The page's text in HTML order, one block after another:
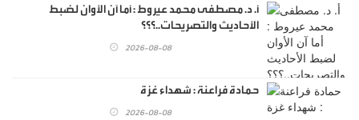
أ. د. مصطفى محمد عيروط : أما آن الأوان لضبط
الأحاديث والتصريحات..؟؟؟
2026-08-08
حمادة فراعنة : شهداء غزة
2026-08-08